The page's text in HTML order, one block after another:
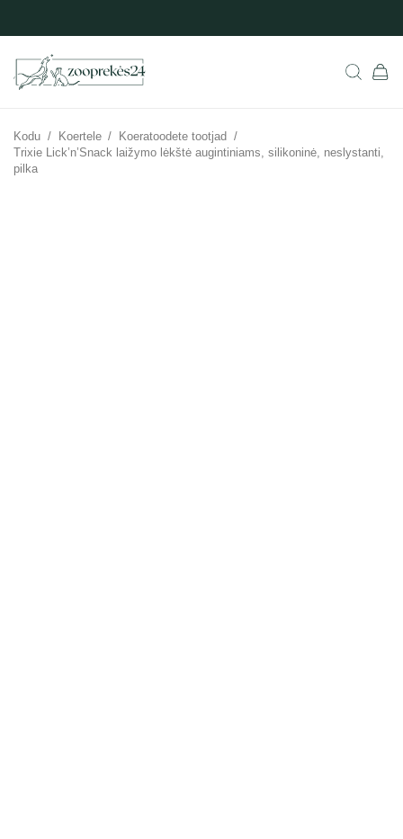
Kodu / Koertele / Koeratoodete tootjad /
Trixie Lick’n’Snack laižymo lėkštė augintiniams, silikoninė, neslystanti,
pilka